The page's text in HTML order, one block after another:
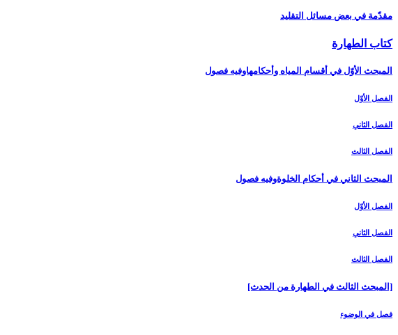
مقدّمة في بعض مسائل التقليد
كتاب الطهارة
المبحث الأوّل في أقسام المياه وأحكامهاوفيه فصول‏
الفصل الأوّل‏
الفصل الثاني‏
الفصل الثالث‏
المبحث الثاني في أحكام الخلوةوفيه فصول
الفصل الأوّل‏
الفصل الثاني‏
الفصل الثالث‏
[المبحث الثالث في الطهارة من الحدث‏]
فصل في الوضوء